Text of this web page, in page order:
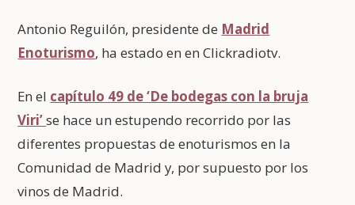
Antonio Reguilón, presidente de Madrid
Enoturismo, ha estado en en Clickradiotv.
En el capítulo 49 de ‘De bodegas con la bruja
Viri’se hace un estupendo recorrido por las
diferentes propuestas de enoturismos en la
Comunidad de Madrid y, por supuesto por los
vinos de Madrid.